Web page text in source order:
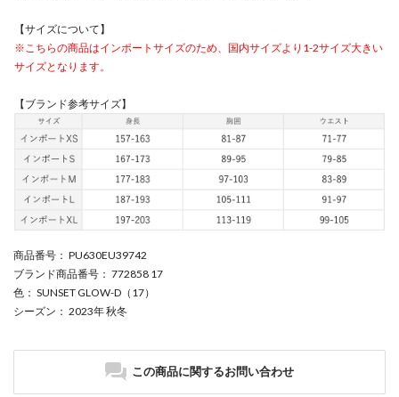
【サイズについて】
※こちらの商品はインポートサイズのため、国内サイズより1-2サイズ大きい
サイズとなります。
【ブランド参考サイズ】
商品番号 ： PU630EU39742
ブランド商品番号 ： 772858 17
色 ： SUNSET GLOW-D（17）
シーズン ： 2023年 秋冬
この商品に関するお問い合わせ